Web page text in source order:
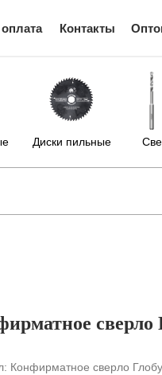
Диски пильные
Контакты
сверло
Конфирматное сверло